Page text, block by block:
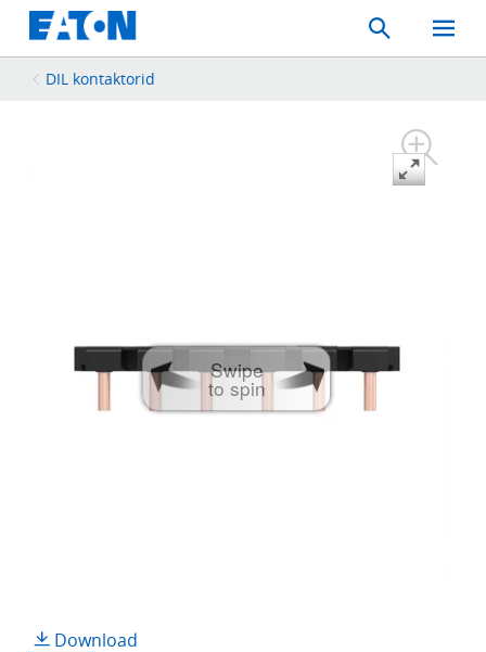
Search
Toggle
Mobile
DIL kontaktorid
Swipe
to spin
Download